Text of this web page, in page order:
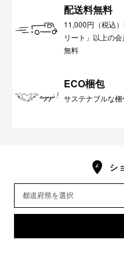
配送料無料
11,000円（税込
リート」以上の
無料
ECO梱包
サステナブルな
シ